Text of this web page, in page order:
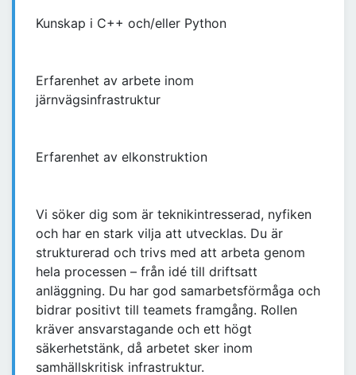
Kunskap i C++ och/eller Python
Erfarenhet av arbete inom
järnvägsinfrastruktur
Erfarenhet av elkonstruktion
Vi söker dig som är teknikintresserad, nyfiken
och har en stark vilja att utvecklas. Du är
strukturerad och trivs med att arbeta genom
hela processen – från idé till driftsatt
anläggning. Du har god samarbetsförmåga och
bidrar positivt till teamets framgång. Rollen
kräver ansvarstagande och ett högt
säkerhetstänk, då arbetet sker inom
samhällskritisk infrastruktur.